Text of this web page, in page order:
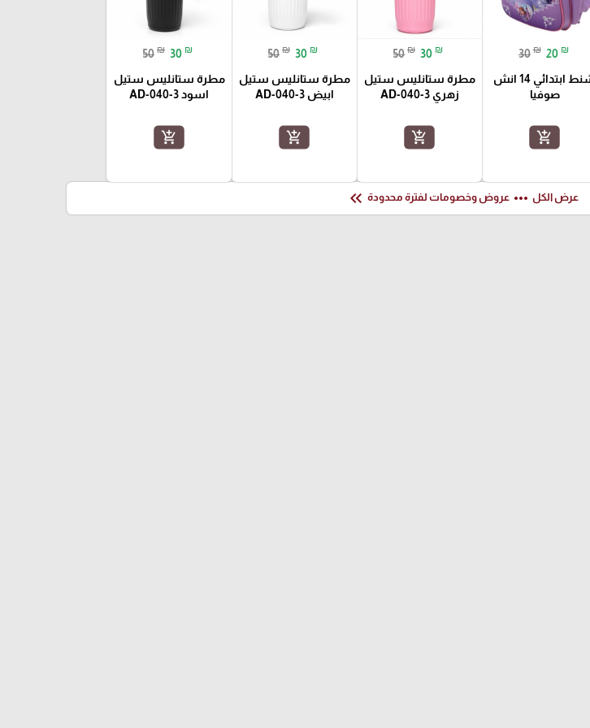
30 ₪ 20 ₪
شنط ابتدائي 14 انش
صوفيا
add_shopping_cart
50 ₪ 30 ₪
مطرة ستانليس ستيل
زهري AD-040-3
add_shopping_cart
50 ₪ 30 ₪
مطرة ستانليس ستيل
ابيض AD-040-3
add_shopping_cart
50 ₪ 30 ₪
مطرة ستانليس ستيل
اسود AD-040-3
add_shopping_cart
عرض الكل more_horiz عروض وخصومات لفترة محدودة keyboard_double_arrow_left